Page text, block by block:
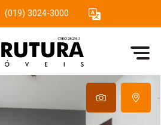
(019) 3024-3000